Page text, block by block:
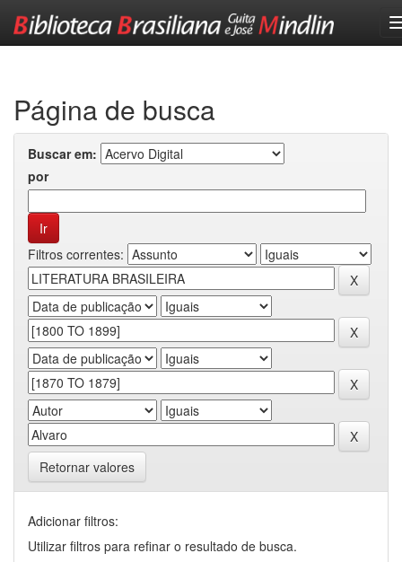
Página de busca
Buscar em:
por
Filtros correntes:
Retornar valores
Adicionar filtros:
Utilizar filtros para refinar o resultado de busca.